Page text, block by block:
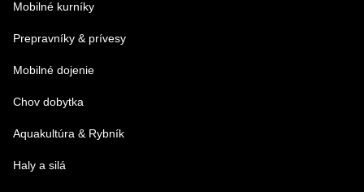
Mobilné kurníky
Prepravníky & prívesy
Mobilné dojenie
Chov dobytka
Aquakultúra & Rybník
Haly a silá